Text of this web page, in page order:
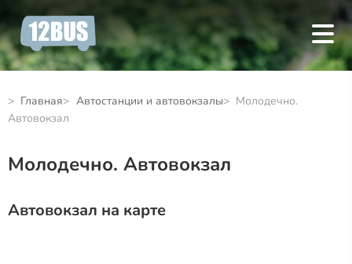
Главная Автостанции и автовокзалы
Молодечно.
Автовокзал
Молодечно. Автовокзал
Автовокзал на карте